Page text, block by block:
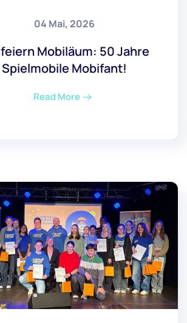
04 Mai, 2026
Mobiläum: 50 Jahre
Spielmobile Mobifant!
Read More